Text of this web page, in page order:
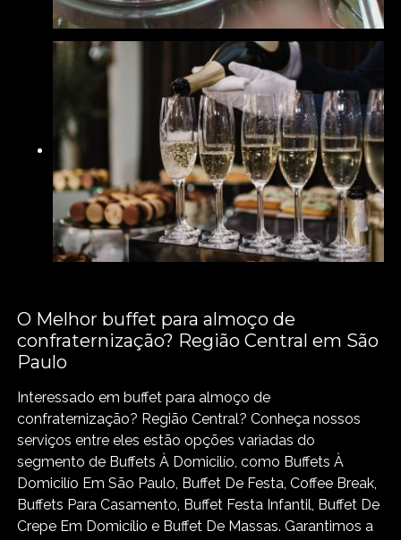
O Melhor buffet para almoço de
confraternização? Região Central em São
Paulo
Interessado em buffet para almoço de
confraternização? Região Central? Conheça nossos
serviços entre eles estão opções variadas do
segmento de Buffets À Domicilío, como Buffets À
Domicilío Em São Paulo, Buffet De Festa, Coffee Break,
Buffets Para Casamento, Buffet Festa Infantil, Buffet De
Crepe Em Domicílio e Buffet De Massas. Garantimos a